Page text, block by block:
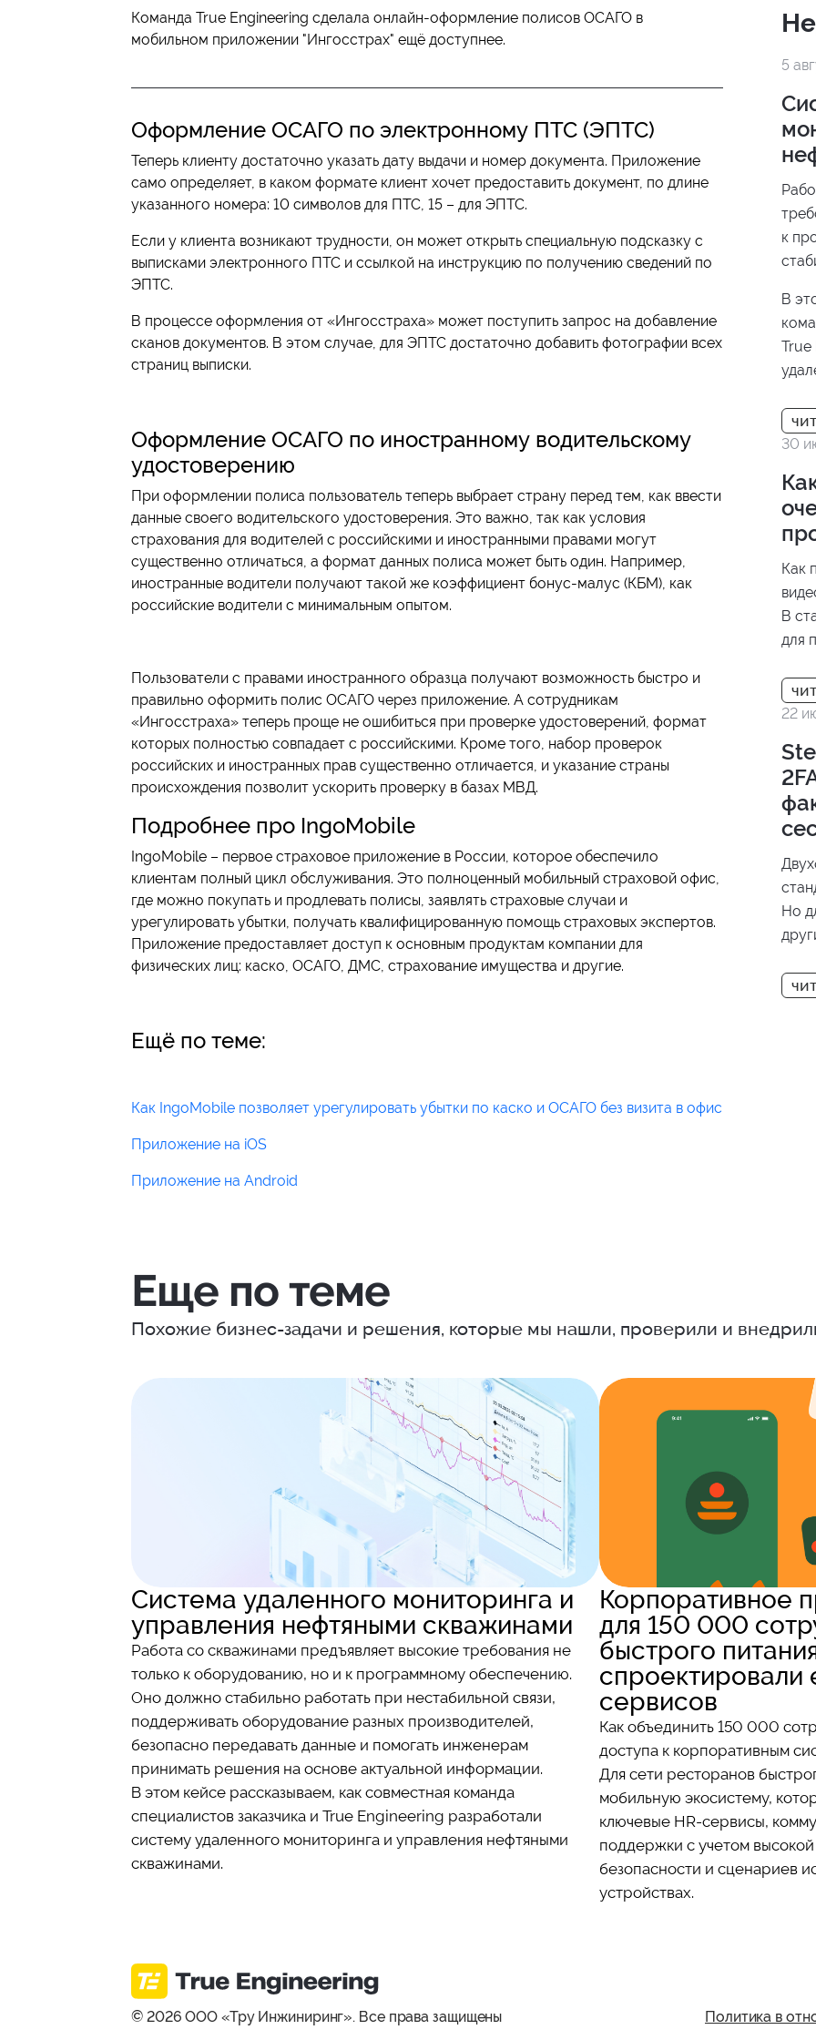
Команда True Engineering сделала онлайн-оформление полисов ОСАГО в
мобильном приложении "Ингосстрах" ещё доступнее.
Оформление ОСАГО по электронному ПТС (ЭПТС)
Теперь клиенту достаточно указать дату выдачи и номер документа. Приложение
само определяет, в каком формате клиент хочет предоставить документ, по длине
указанного номера: 10 символов для ПТС, 15 – для ЭПТС.
Если у клиента возникают трудности, он может открыть специальную подсказку с
выписками электронного ПТС и ссылкой на инструкцию по получению сведений по
ЭПТС.
В процессе оформления от «Ингосстраха» может поступить запрос на добавление
сканов документов. В этом случае, для ЭПТС достаточно добавить фотографии всех
страниц выписки.
Оформление ОСАГО по иностранному водительскому
удостоверению
При оформлении полиса пользователь теперь выбрает страну перед тем, как ввести
данные своего водительского удостоверения. Это важно, так как условия
страхования для водителей с российскими и иностранными правами могут
существенно отличаться, а формат данных полиса может быть один. Например,
иностранные водители получают такой же коэффициент бонус-малус (КБМ), как
российские водители с минимальным опытом.
Пользователи с правами иностранного образца получают возможность быстро и
правильно оформить полис ОСАГО через приложение. А сотрудникам
«Ингосстраха» теперь проще не ошибиться при проверке удостоверений, формат
которых полностью совпадает с российскими. Кроме того, набор проверок
российских и иностранных прав существенно отличается, и указание страны
происхождения позволит ускорить проверку в базах МВД.
Подробнее про IngoMobile
IngoMobile – первое страховое приложение в России, которое обеспечило
клиентам полный цикл обслуживания. Это полноценный мобильный страховой офис,
где можно покупать и продлевать полисы, заявлять страховые случаи и
урегулировать убытки, получать квалифицированную помощь страховых экспертов.
Приложение предоставляет доступ к основным продуктам компании для
физических лиц: каско, ОСАГО, ДМС, страхование имущества и другие.
Ещё по теме:
Как IngoMobile позволяет урегулировать убытки по каско и ОСАГО без визита в офис
Приложение на iOS
Приложение на Android
5
к
В
True
30
Как
В
для
22
Но
Еще по теме
Похожие бизнес-задачи и решения, которые мы нашли, проверили и
Система удаленного мониторинга и
управления нефтяными скважинами
Работа со скважинами предъявляет высокие требования не
только к оборудованию, но и к программному обеспечению.
Оно должно стабильно работать при нестабильной связи,
поддерживать оборудование разных производителей,
безопасно передавать данные и помогать инженерам
принимать решения на основе актуальной информации.
В этом кейсе рассказываем, как совместная команда
специалистов заказчика и True Engineering разработали
систему удаленного мониторинга и управления нефтяными
скважинами.
Корпоративное
для 150 000
быстрого
спроектировали
сервисов
Как объединить 150 000
доступа к корпоративным
Для сети ресторанов
мобильную экосистему,
ключевые HR-сервисы,
поддержки с учетом
безопасности и сценариев
устройствах.
© 2026 ООО «Тру Инжиниринг». Все права защищены Политика в